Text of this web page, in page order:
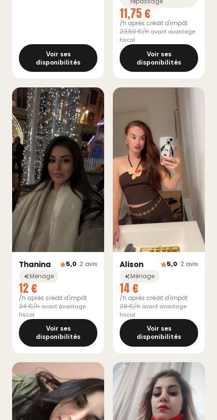
Voir ses
disponibilités
11,75 €
/h après crédit d'impôt
23,50 €/h avant avantage
fiscal
Voir ses
disponibilités
Thanina 5,0· 2 avis
Ménage
12 €
/h après crédit d'impôt
24 €/h avant avantage
fiscal
Voir ses
disponibilités
Alison 5,0· 2 avis
Ménage
14 €
/h après crédit d'impôt
28 €/h avant avantage
fiscal
Voir ses
disponibilités